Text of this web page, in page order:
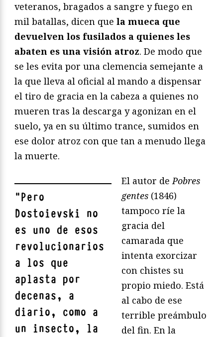
veteranos, bragados a sangre y fuego en
mil batallas, dicen que la mueca que
devuelven los fusilados a quienes les
abaten es una visión atroz. De modo que
se les evita por una clemencia semejante a
la que lleva al oficial al mando a dispensar
el tiro de gracia en la cabeza a quienes no
mueren tras la descarga y agonizan en el
suelo, ya en su último trance, sumidos en
ese dolor atroz con que tan a menudo llega
la muerte.
"Pero
Dostoievski no
es uno de esos
revolucionarios
a los que
aplasta por
decenas, a
diario, como a
un insecto, la
El autor dePobres
gentes (1846)
tampoco ríe la
gracia del
camarada que
intenta exorcizar
con chistes su
propio miedo. Está
al cabo de ese
terrible preámbulo
del fin. En la